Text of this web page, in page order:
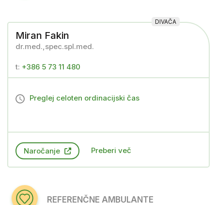
DIVAČA
Miran Fakin
dr.med.,spec.spl.med.
t: +386 5 73 11 480
Preglej celoten ordinacijski čas
Naročanje Preberi več
REFERENČNE AMBULANTE